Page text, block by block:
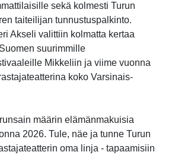
sekä kolmesti Turun
taiteilijan tunnustuspalkinto.
Akseli valittiin kolmatta kertaa
suurimmille
Mikkeliin ja viime vuonna
koko Varsinais-
määrin elämänmakuisia
2026. Tule, näe ja tunne Turun
oma linja - tapaamisiin